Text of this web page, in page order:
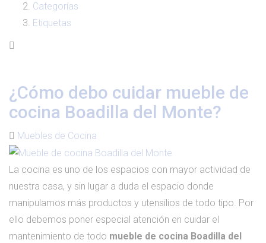
Categorías
Etiquetas
¿Cómo debo cuidar mueble de
cocina Boadilla del Monte?
Muebles de Cocina
La cocina es uno de los espacios con mayor actividad de
nuestra casa, y sin lugar a duda el espacio donde
manipulamos más productos y utensilios de todo tipo. Por
ello debemos poner especial atención en cuidar el
mantenimiento de todo mueble de cocina Boadilla del